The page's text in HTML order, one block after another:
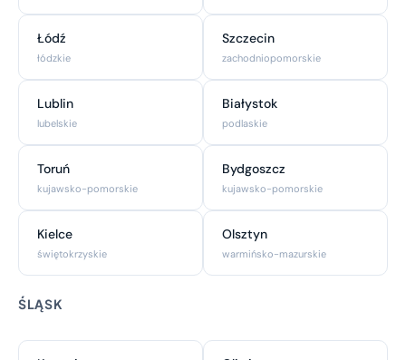
Łódź
łódzkie
Szczecin
zachodniopomorskie
Lublin
lubelskie
Białystok
podlaskie
Toruń
kujawsko-pomorskie
Bydgoszcz
kujawsko-pomorskie
Kielce
świętokrzyskie
Olsztyn
warmińsko-mazurskie
ŚLĄSK